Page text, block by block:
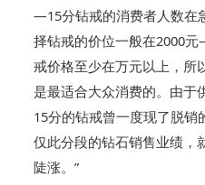
—15分钻戒的消费者人数在
择钻戒的价位一般在2000
戒价格至少在万元以上，
是最适合大众消费的。由
15分的钻戒曾一度现了脱销
仅此分段的钻石销售业绩，
陡涨。”